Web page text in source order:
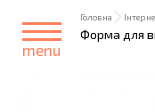
menu
Головна
Форма для